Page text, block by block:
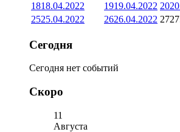
1818.04.2022 1919.04.2022 20
2525.04.2022 2626.04.2022 27
Сегодня
Сегодня нет событий
Скоро
11
Августа